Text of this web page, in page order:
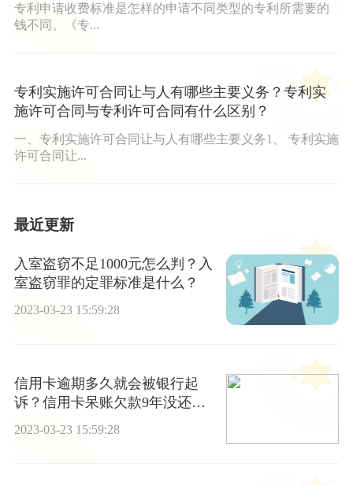
专利申请收费标准是怎样的申请不同类型的专利所需要的
钱不同。《专...
专利实施许可合同让与人有哪些主要义务？专利实
施许可合同与专利许可合同有什么区别？
一、专利实施许可合同让与人有哪些主要义务1、 专利实施
许可合同让...
最近更新
入室盗窃不足1000元怎么判？入
室盗窃罪的定罪标准是什么？
2023-03-23 15:59:28
信用卡逾期多久就会被银行起
诉？信用卡呆账欠款9年没还怎
2023-03-23 15:59:28